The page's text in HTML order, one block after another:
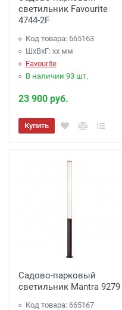
светильник Favourite
4744-2F
Код товара: 665163
ШхВхГ: xx мм
Favourite
В наличии 93 шт.
23 900 руб.
Купить
Садово-парковый
светильник Mantra 9279
Код товара: 665167